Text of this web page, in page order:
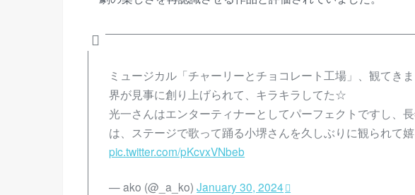
ミュージカル「チャーリーとチョコレート工場」、観てき
界が見事に創り上げられて、キラキラしてた☆
光一さんはエンターティナーとしてパーフェクトですし、
は、ステージで歌って踊る小堺さんを久しぶりに観られて
pic.twitter.com/pKcvxVNbeb
— ako (@_a_ko)January 30, 2024